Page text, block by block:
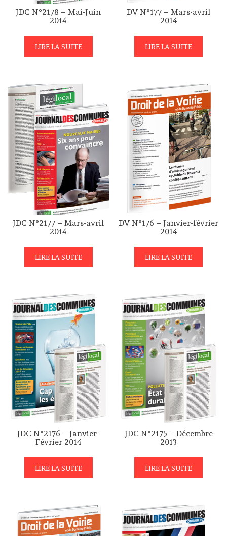
JDC N°2178 – Mai-Juin
2014
LIRE LA SUITE
DV N°177 – Mars-avril
2014
LIRE LA SUITE
JDC N°2177 – Mars-avril
2014
LIRE LA SUITE
DV N°176 – Janvier-février
2014
LIRE LA SUITE
JDC N°2176 – Janvier-
Février 2014
LIRE LA SUITE
JDC N°2175 – Décembre
2013
LIRE LA SUITE